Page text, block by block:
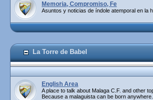
Memoria, Compromiso, Fe
Asuntos y noticias de índole atemporal en la
La Torre de Babel
English Area
A place to talk about Malaga C.F. and other
Because a malaguista can be born anywhere.